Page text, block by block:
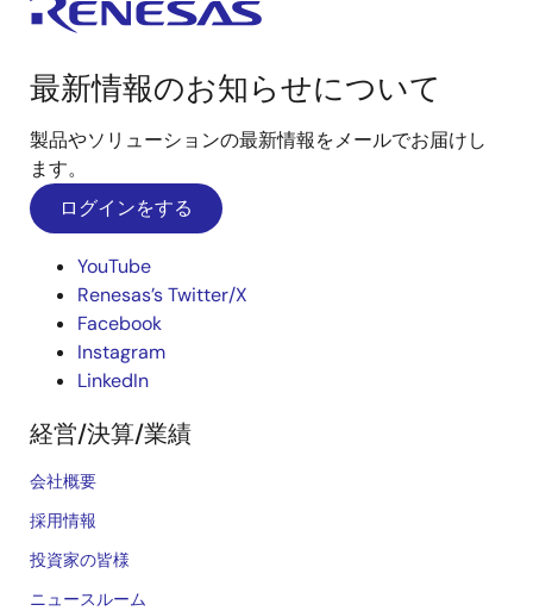
最新情報のお知らせについて
製品やソリューションの最新情報をメールでお届けし
ます。
ログインをする
YouTube
Renesas’s Twitter/X
Facebook
Instagram
LinkedIn
経営/決算/業績
会社概要
採用情報
投資家の皆様
ニュースルーム